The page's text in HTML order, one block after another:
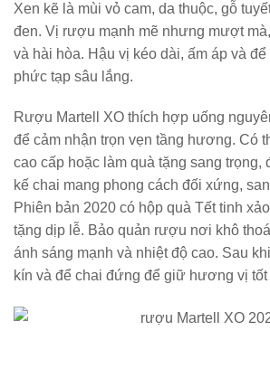
Xen kẽ là mùi vỏ cam, da thuộc, gỗ
đen. Vị rượu mạnh mẽ nhưng mượt
và hài hòa. Hậu vị kéo dài, ấm áp và
phức tạp sâu lắng.
Rượu Martell XO thích hợp uống
để cảm nhận trọn vẹn tầng hương. Có
cao cấp hoặc làm quà tặng sang trọng,
kế chai mang phong cách đối xứng,
Phiên bản 2020 có hộp quà Tết tinh
tặng dịp lễ. Bảo quản rượu nơi khô
ánh sáng mạnh và nhiệt độ cao. Sau
kín và để chai đứng để giữ hương vị tốt